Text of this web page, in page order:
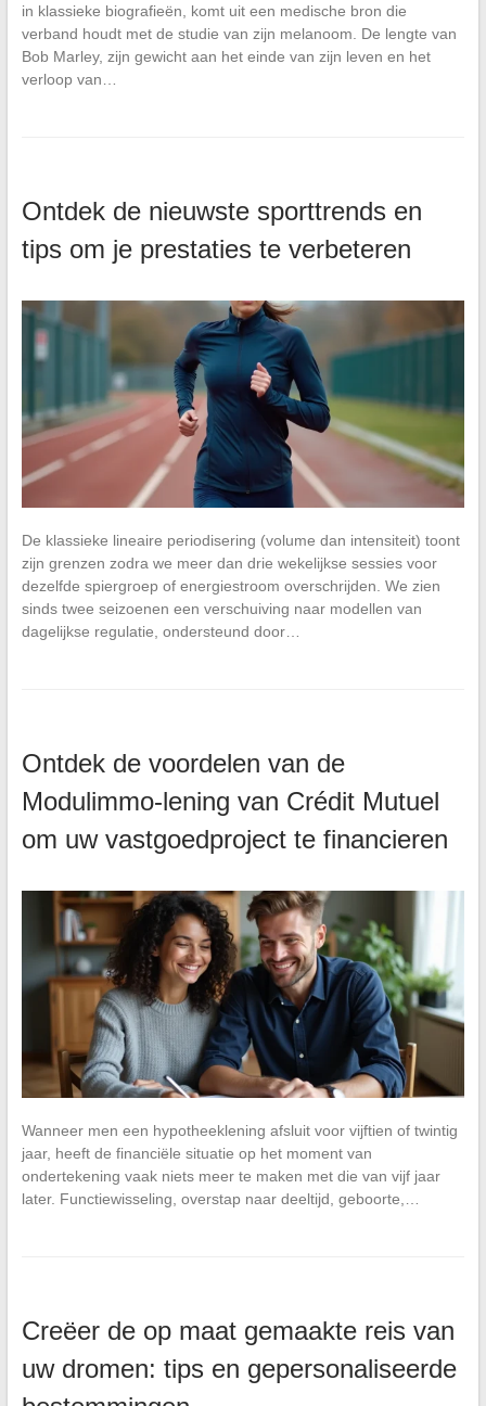
in klassieke biografieën, komt uit een medische bron die
verband houdt met de studie van zijn melanoom. De lengte van
Bob Marley, zijn gewicht aan het einde van zijn leven en het
verloop van…
Ontdek de nieuwste sporttrends en
tips om je prestaties te verbeteren
De klassieke lineaire periodisering (volume dan intensiteit) toont
zijn grenzen zodra we meer dan drie wekelijkse sessies voor
dezelfde spiergroep of energiestroom overschrijden. We zien
sinds twee seizoenen een verschuiving naar modellen van
dagelijkse regulatie, ondersteund door…
Ontdek de voordelen van de
Modulimmo-lening van Crédit Mutuel
om uw vastgoedproject te financieren
Wanneer men een hypotheeklening afsluit voor vijftien of twintig
jaar, heeft de financiële situatie op het moment van
ondertekening vaak niets meer te maken met die van vijf jaar
later. Functiewisseling, overstap naar deeltijd, geboorte,…
Creëer de op maat gemaakte reis van
uw dromen: tips en gepersonaliseerde